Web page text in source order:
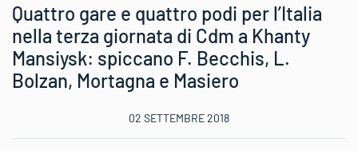
Quattro gare e quattro podi per l’Italia
nella terza giornata di Cdm a Khanty
Mansiysk: spiccano F. Becchis, L.
Bolzan, Mortagna e Masiero
02 SETTEMBRE 2018